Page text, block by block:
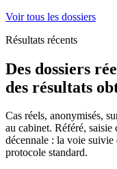
Voir tous les dossiers
Résultats récents
Des dossiers
des résultats
Cas réels, anonymisés,
au cabinet. Référé,
décennale : la voie
protocole standard.